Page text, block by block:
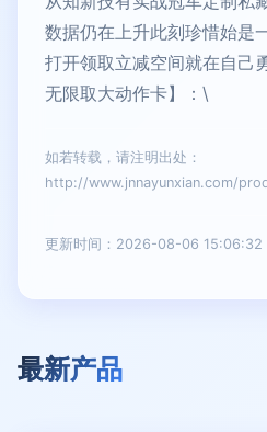
数据仍在上升此刻珍惜始是
打开领取立减空间就在自己
无限取大动作卡】：\
如若转载，请注明出处：
http://www.jnnayunxian.com/
更新时间：2026-08-06 15:06:32
最新产品